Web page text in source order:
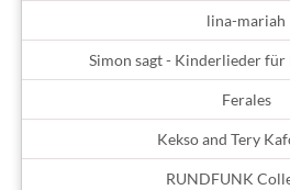
lina-mariah
Simon sagt - Kinderlieder
Ferales
Kekso and Tery
RUNDFUNK